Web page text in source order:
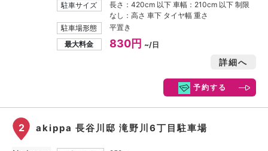
駐車サイズ
長さ：420cm 以下 車幅：210cm 以下 制限
なし：高さ 車下 タイヤ幅 重さ
駐車場形態
平置き
最大料金
830円 ~/日
詳細へ
予約する
2 akippa 長谷川邸 滝野川6丁目駐車場